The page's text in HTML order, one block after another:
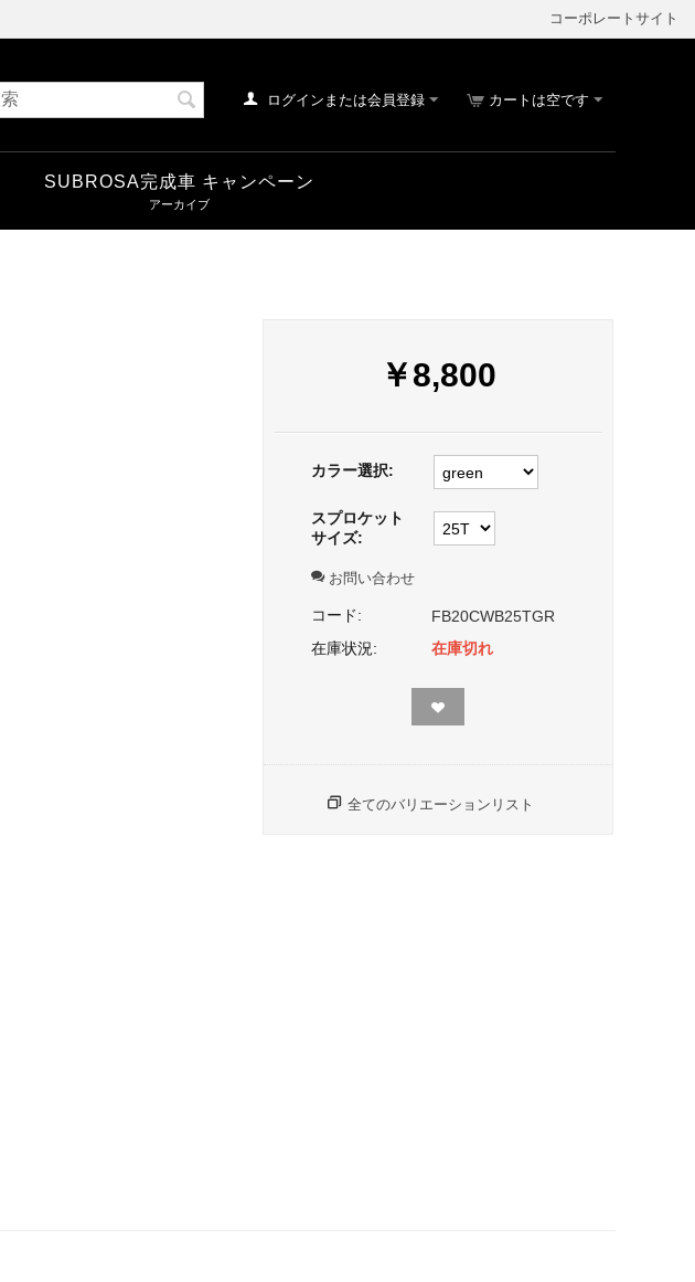
コーポレートサイト
カートは空です
ログインまたは会員登録
SUBROSA完成車 キャンペーン
￥8,800
カラー選択:
スプロケット
サイズ:
お問い合わせ
コード:
FB20CWB25TGR
在庫状況:
在庫切れ
全てのバリエーションリスト